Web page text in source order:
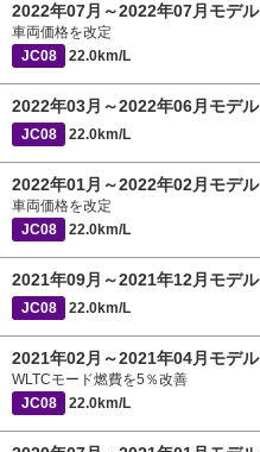
2022年07月～2022年07月モデル
車両価格を改定
JC08
22.0km/L
2022年03月～2022年06月モデル
JC08 22.0km/L
2022年01月～2022年02月モデル
車両価格を改定
JC08
22.0km/L
2021年09月～2021年12月モデル
JC08 22.0km/L
2021年02月～2021年04月モデル
WLTCモード燃費を5％改善
JC08
22.0km/L